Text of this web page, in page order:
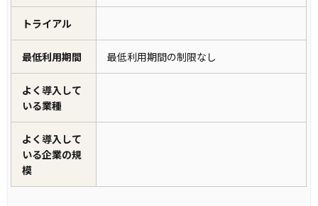
トライアル
最低利用期間 最低利用期間の制限なし
よく導入して
いる業種
よく導入して
いる企業の規
模